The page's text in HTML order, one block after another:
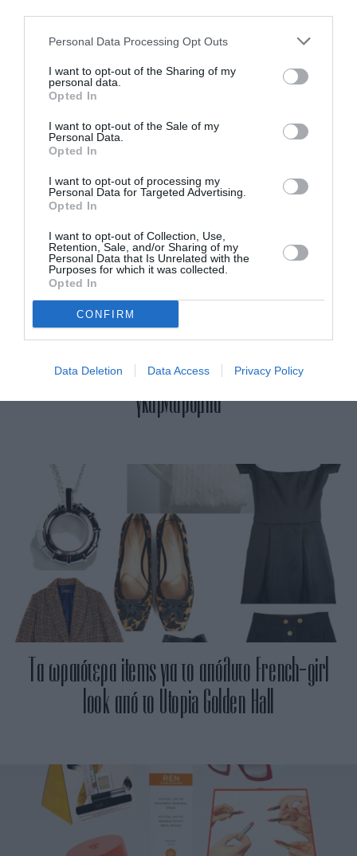
Personal Data Processing Opt Outs
I want to opt-out of the Sharing of my
personal data.
Opted In
I want to opt-out of the Sale of my
Personal Data.
Opted In
I want to opt-out of processing my
Personal Data for Targeted Advertising.
Opted In
I want to opt-out of Collection, Use,
Retention, Sale, and/or Sharing of my
Personal Data that Is Unrelated with the
Purposes for which it was collected.
Opted In
CONFIRM
Data Deletion Data Access Privacy Policy
Τα πιο cosy items για τη φθινοπωρινή σου
γκαρνταρόμπα
Τα ωραιότερα items για το απόλυτο French-girl
look από το Utopia Golden Hall